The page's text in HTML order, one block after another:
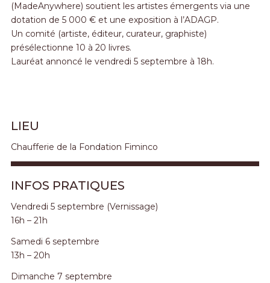
(MadeAnywhere) soutient les artistes émergents via une
dotation de 5 000 € et une exposition à l’ADAGP.
Un comité (artiste, éditeur, curateur, graphiste)
présélectionne 10 à 20 livres.
Lauréat annoncé le vendredi 5 septembre à 18h.
LIEU
Chaufferie de la Fondation Fiminco
INFOS PRATIQUES
Vendredi 5 septembre (Vernissage)
16h – 21h
Samedi 6 septembre
13h – 20h
Dimanche 7 septembre